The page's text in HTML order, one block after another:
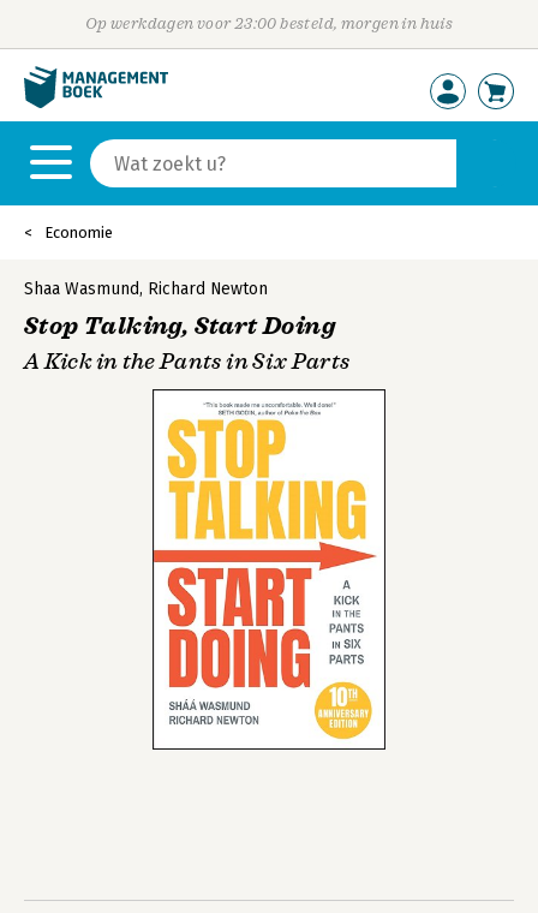
Op werkdagen voor 23:00 besteld, morgen in huis
Economie
Shaa Wasmund, Richard Newton
Stop Talking, Start Doing
A Kick in the Pants in Six Parts